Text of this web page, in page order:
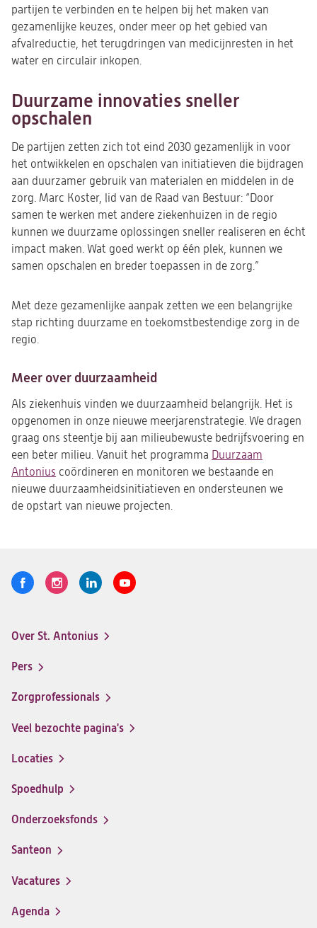
partijen te verbinden en te helpen bij het maken van
gezamenlijke keuzes, onder meer op het gebied van
afvalreductie, het terugdringen van medicijnresten in het
water en circulair inkopen.
Duurzame innovaties sneller
opschalen
De partijen zetten zich tot eind 2030 gezamenlijk in voor
het ontwikkelen en opschalen van initiatieven die bijdragen
aan duurzamer gebruik van materialen en middelen in de
zorg. Marc Koster, lid van de Raad van Bestuur: “Door
samen te werken met andere ziekenhuizen in de regio
kunnen we duurzame oplossingen sneller realiseren en écht
impact maken. Wat goed werkt op één plek, kunnen we
samen opschalen en breder toepassen in de zorg.”
Met deze gezamenlijke aanpak zetten we een belangrijke
stap richting duurzame en toekomstbestendige zorg in de
regio.
Meer over duurzaamheid
Als ziekenhuis vinden we duurzaamheid belangrijk. Het is
opgenomen in onze nieuwe meerjarenstrategie. We dragen
graag ons steentje bij aan milieubewuste bedrijfsvoering en
een beter milieu. Vanuit het programma Duurzaam
Antonius coördineren en monitoren we bestaande en
nieuwe duurzaamheidsinitiatieven en ondersteunen we
de opstart van nieuwe projecten.
Volg
Logo
een
ziekenhuis
op
Logo
een
op
Logo
een
op
Logo
menu
Over St. Antonius
Pers
Zorgprofessionals
Veel bezochte pagina's
Locaties
Spoedhulp
Onderzoeksfonds
Santeon
(opent
in
nieuwe
Vacatures
(opent
in
Agenda